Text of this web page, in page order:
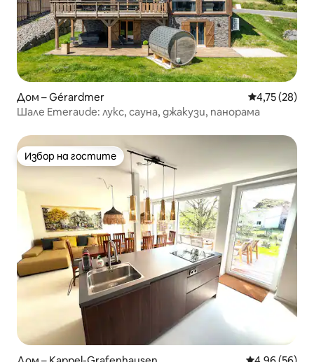
Дом – Gérardmer Средна
4,75 (28)
Шале Emeraude: лукс, сауна, джакузи, панорама
Избор на гостите
Избор на гостите